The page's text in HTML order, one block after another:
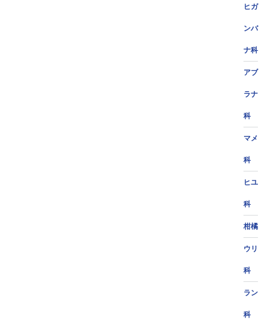
ヒガ
ンバ
ナ科
アブ
ラナ
科
マメ
科
ヒユ
科
柑橘
ウリ
科
ラン
科